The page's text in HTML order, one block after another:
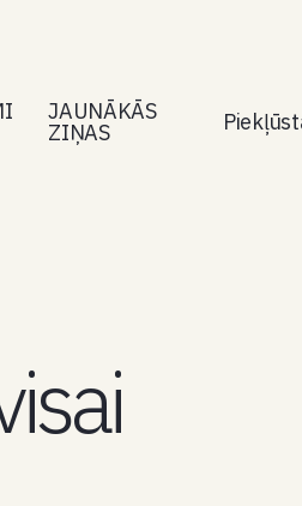
JAUNĀKĀS
ZIŅAS